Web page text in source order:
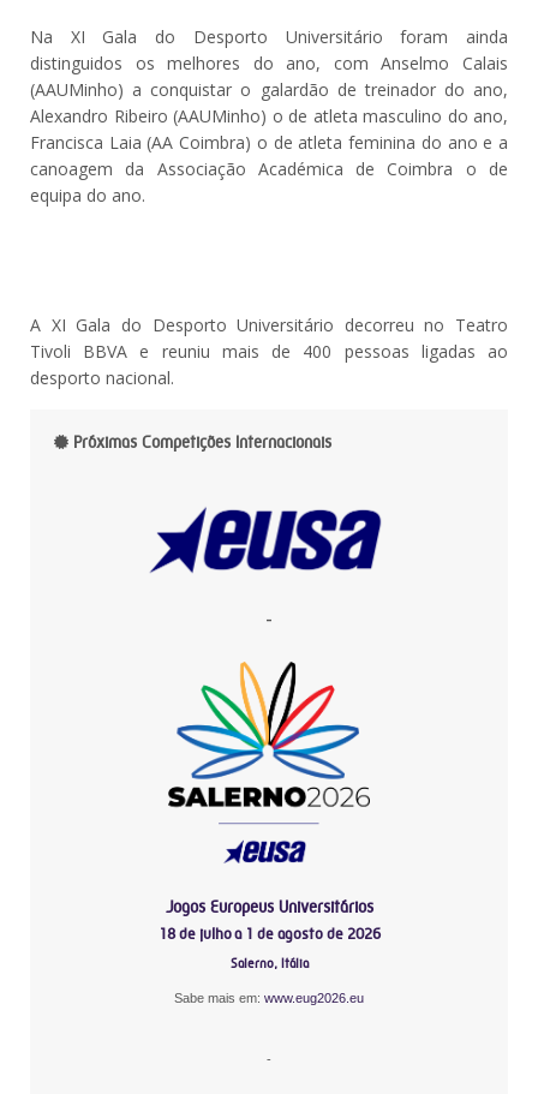
Na XI Gala do Desporto Universitário foram ainda
distinguidos os melhores do ano, com Anselmo Calais
(AAUMinho) a conquistar o galardão de treinador do ano,
Alexandro Ribeiro (AAUMinho) o de atleta masculino do ano,
Francisca Laia (AA Coimbra) o de atleta feminina do ano e a
canoagem da Associação Académica de Coimbra o de
equipa do ano.
A XI Gala do Desporto Universitário decorreu no Teatro
Tivoli BBVA e reuniu mais de 400 pessoas ligadas ao
desporto nacional.
Próximas Competições Internacionais
-
Jogos Europeus Universitários
18 de julho a 1 de agosto de 2026
Salerno, Itália
Sabe mais em: www.eug2026.eu
-